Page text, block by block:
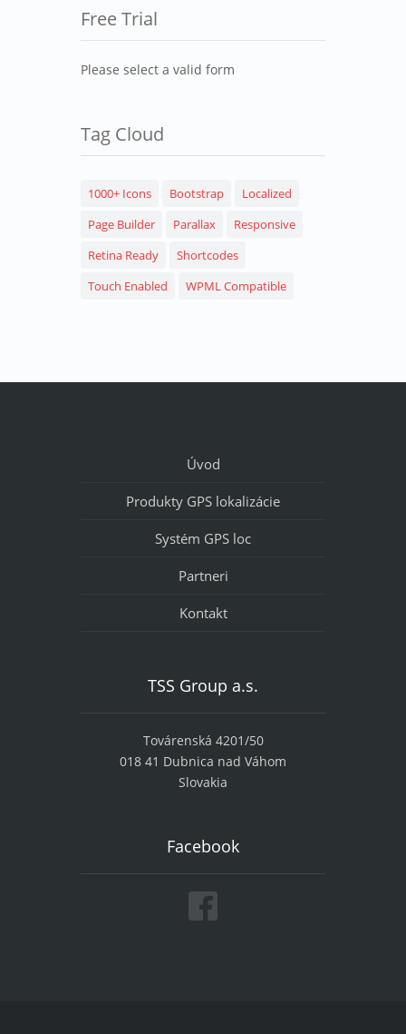
Free Trial
Please select a valid form
Tag Cloud
1000+ Icons Bootstrap
Localized
Page Builder
Parallax
Responsive
Retina Ready
Shortcodes
Touch Enabled
WPML Compatible
Úvod
Produkty GPS lokalizácie
Systém GPS loc
Partneri
Kontakt
TSS Group a.s.
Továrenská 4201/50
018 41 Dubnica nad Váhom
Slovakia
Facebook